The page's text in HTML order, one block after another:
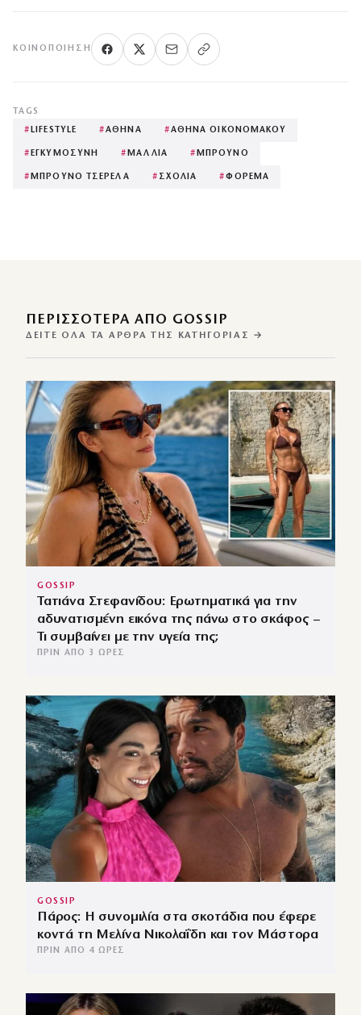
ΚΟΙΝΟΠΟΊΗΣΗ
TAGS
# LIFESTYLE #ΑΘΗΝΑ #ΑΘΗΝΑ ΟΙΚΟΝΟΜΑΚΟΥ
# ΕΓΚΥΜΟΣΥΝΗ # ΜΑΛΛΙΑ # ΜΠΡΟΥΝΟ
# ΜΠΡΟΥΝΟ ΤΣΕΡΕΛΑ # ΣΧΟΛΙΑ #ΦΟΡΕΜΑ
ΠΕΡΙΣΣΌΤΕΡΑ ΑΠΌ GOSSIP
ΔΕΊΤΕ ΌΛΑ ΤΑ ΆΡΘΡΑ ΤΗΣ ΚΑΤΗΓΟΡΊΑΣ →
GOSSIP
Τατιάνα Στεφανίδου: Ερωτηματικά για την
αδυνατισμένη εικόνα της πάνω στο σκάφος –
Τι συμβαίνει με την υγεία της;
ΠΡΙΝ ΑΠΌ 3 ΏΡΕΣ
GOSSIP
Πάρος: Η συνομιλία στα σκοτάδια που έφερε
κοντά τη Μελίνα Νικολαΐδη και τον Μάστορα
ΠΡΙΝ ΑΠΌ 4 ΏΡΕΣ